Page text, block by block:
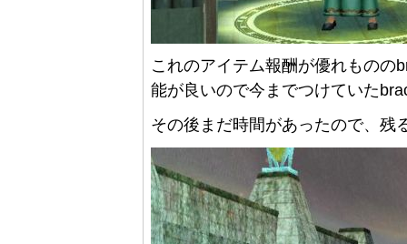
これのアイテム報酬が優れものの
能が良いので今までつけていた
その後まだ時間があったので、残